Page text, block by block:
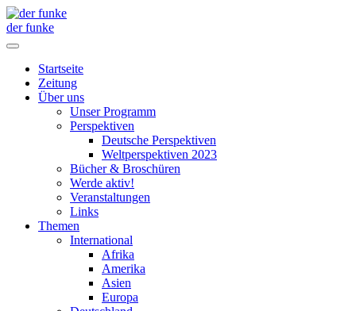
der funke
Startseite
Zeitung
Über uns
Unser Programm
Perspektiven
Deutsche Perspektiven
Weltperspektiven 2023
Bücher & Broschüren
Werde aktiv!
Veranstaltungen
Links
Themen
International
Afrika
Amerika
Asien
Europa